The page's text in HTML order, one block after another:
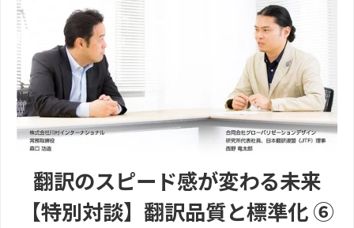
翻訳のスピード感が変わる未来
【特別対談】翻訳品質と標準化 ⑥